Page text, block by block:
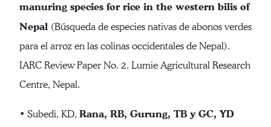
manuring species for rice in the western bilis of
Nepal (Búsqueda de especies nativas de abonos verdes
para el arroz en las colinas occidentales de Nepal).
IARC Review Paper No. 2. Lumie Agricultural Research
Centre, Nepal.
• Subedi, KD, Rana, RB, Gurung, TB y GC, YD